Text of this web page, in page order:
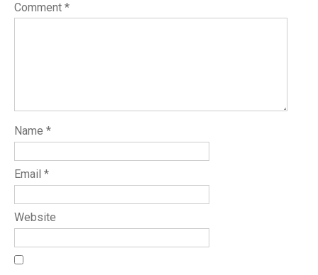
Comment *
Name *
Email *
Website